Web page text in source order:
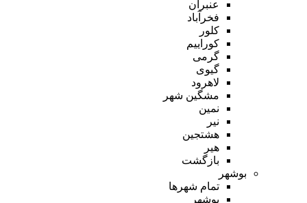
عنبران
فخرآباد
کلور
کوراییم
گرمی
گیوی
لاهرود
مشگین شهر
نمین
نیر
هشتجین
هیر
بازگشت
بوشهر
تمام شهر‌ها
بوشهر